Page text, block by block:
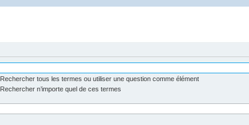
Rechercher tous les termes ou utiliser une question comme élément
Rechercher n’importe quel de ces termes